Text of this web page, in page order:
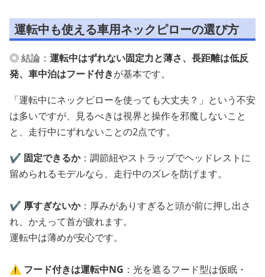
運転中も使える車用ネックピローの選び方
◎ 結論： 運転中はずれない固定力と薄さ、長距離は低反
発、車中泊はフード付きが基本です。
「運転中にネックピローを使っても大丈夫？」という不安
は多いですが、見るべきは視界と操作を邪魔しないこと
と、走行中にずれないことの2点です。
✔️ 固定できるか：調節紐やストラップでヘッドレストに
留められるモデルなら、走行中のズレを防げます。
✔️ 厚すぎないか：厚みがありすぎると頭が前に押し出さ
れ、かえって首が疲れます。
運転中は薄めが安心です。
⚠️ フード付きは運転中NG ：光を遮るフード型は仮眠・